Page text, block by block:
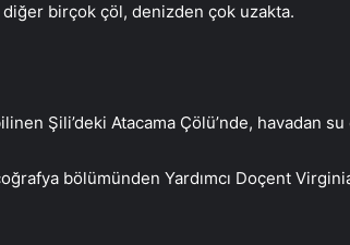
birçok çöl, denizden çok uzakta.
Şili’deki Atacama Çölü’nde, havadan
bölümünden Yardımcı Doçent